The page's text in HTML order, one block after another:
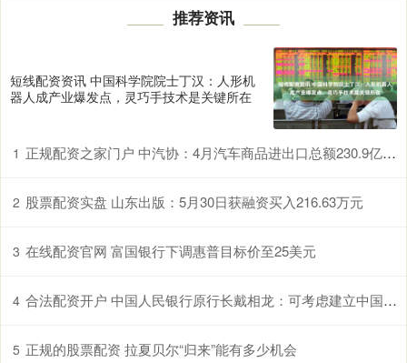
推荐资讯
短线配资资讯 中国科学院院士丁汉：人形机
器人成产业爆发点，灵巧手技术是关键所在
1 正规配资之家门户 中汽协：4月汽车商品进出口总额230.9亿美元，环比增长6.8%
2 股票配资实盘 山东出版：5月30日获融资买入216.63万元
3 在线配资官网 富国银行下调惠普目标价至25美元
4 合法配资开户 中国人民银行原行长戴相龙：可考虑建立中国金融高质量发展综合评估指标体系
5 正规的股票配资 拉夏贝尔“归来”能有多少机会